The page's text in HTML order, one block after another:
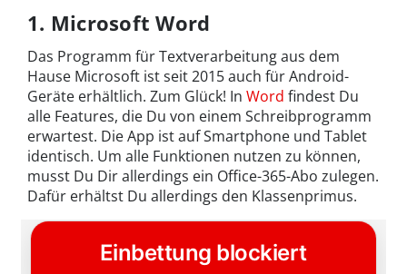
1. Microsoft Word
Das Programm für Textverarbeitung aus dem
Hause Microsoft ist seit 2015 auch für Android-
Geräte erhältlich. Zum Glück! In Word findest Du
alle Features, die Du von einem Schreibprogramm
erwartest. Die App ist auf Smartphone und Tablet
identisch. Um alle Funktionen nutzen zu können,
musst Du Dir allerdings ein Office-365-Abo zulegen.
Dafür erhältst Du allerdings den Klassenprimus.